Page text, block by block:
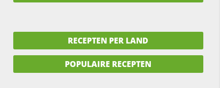
RECEPTEN PER LAND
POPULAIRE RECEPTEN